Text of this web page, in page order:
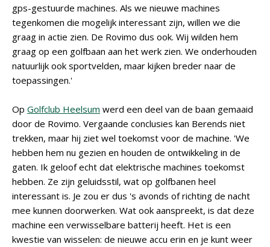
gps-gestuurde machines. Als we nieuwe machines
tegenkomen die mogelijk interessant zijn, willen we die
graag in actie zien. De Rovimo dus ook. Wij wilden hem
graag op een golfbaan aan het werk zien. We onderhouden
natuurlijk ook sportvelden, maar kijken breder naar de
toepassingen.'
Op Golfclub Heelsum werd een deel van de baan gemaaid
door de Rovimo. Vergaande conclusies kan Berends niet
trekken, maar hij ziet wel toekomst voor de machine. 'We
hebben hem nu gezien en houden de ontwikkeling in de
gaten. Ik geloof echt dat elektrische machines toekomst
hebben. Ze zijn geluidsstil, wat op golfbanen heel
interessant is. Je zou er dus 's avonds of richting de nacht
mee kunnen doorwerken. Wat ook aanspreekt, is dat deze
machine een verwisselbare batterij heeft. Het is een
kwestie van wisselen: de nieuwe accu erin en je kunt weer